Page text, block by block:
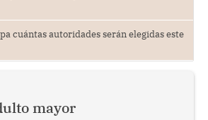
cuántas autoridades serán elegidas este
mayor